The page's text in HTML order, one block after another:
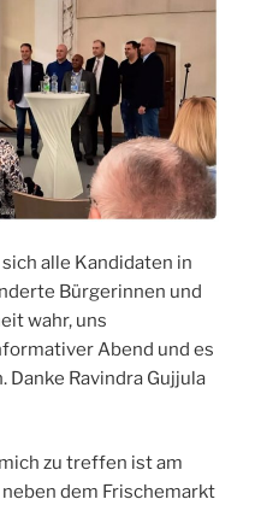
alle Kandidaten in
Bürgerinnen und
wahr, uns
Abend und es
Danke Ravindra Gujjula
zu treffen ist am
dem Frischemarkt